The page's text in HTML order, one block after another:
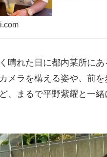
晴れた日に都内某所に
メラを構える姿や、前
、まるで平野紫耀と一